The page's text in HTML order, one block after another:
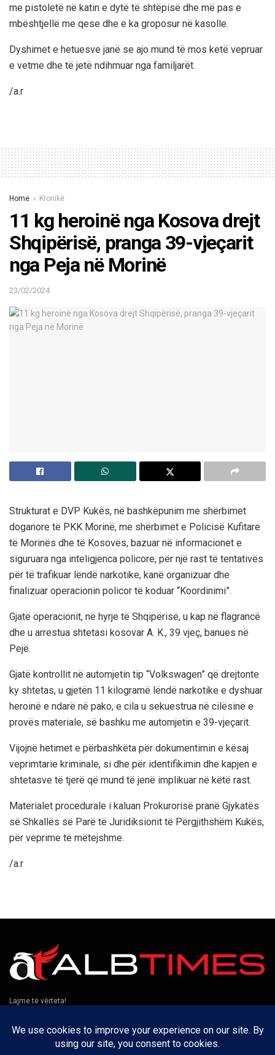
me pistoletë në katin e dytë të shtëpisë dhe më pas e
mbështjellë me qese dhe e ka groposur në kasolle.
Dyshimet e hetuesve janë se ajo mund të mos ketë vepruar
e vetme dhe të jetë ndihmuar nga familjarët.
/a.r
Home Kronikë
11 kg heroinë nga Kosova drejt
Shqipërisë, pranga 39-vjeçarit
nga Peja në Morinë
23/02/2024
Strukturat e DVP Kukës, në bashkëpunim me shërbimet
doganore të PKK Morinë, me shërbimet e Policisë Kufitare
të Morinës dhe të Kosovës, bazuar në informacionet e
siguruara nga inteligjenca policore, për një rast të tentativës
për të trafikuar lëndë narkotike, kanë organizuar dhe
finalizuar operacionin policor të koduar “Koordinimi”.
Gjatë operacionit, në hyrje të Shqipërisë, u kap në flagrancë
dhe u arrestua shtetasi kosovar A. K., 39 vjeç, banues në
Pejë.
Gjatë kontrollit në automjetin tip “Volkswagen” që drejtonte
ky shtetas, u gjetën 11 kilogramë lëndë narkotike e dyshuar
heroinë e ndarë në pako, e cila u sekuestrua në cilësinë e
provës materiale, së bashku me automjetin e 39-vjeçarit.
Vijojnë hetimet e përbashkëta për dokumentimin e kësaj
veprimtarie kriminale, si dhe për identifikimin dhe kapjen e
shtetasve të tjerë që mund të jenë implikuar në këtë rast.
Materialet procedurale i kaluan Prokurorisë pranë Gjykatës
së Shkallës së Parë të Juridiksionit të Përgjithshëm Kukës,
për veprime të mëtejshme.
/a.r
Lajme të vërteta!
Të tjera
Kontakt Puno me ne Privatësia